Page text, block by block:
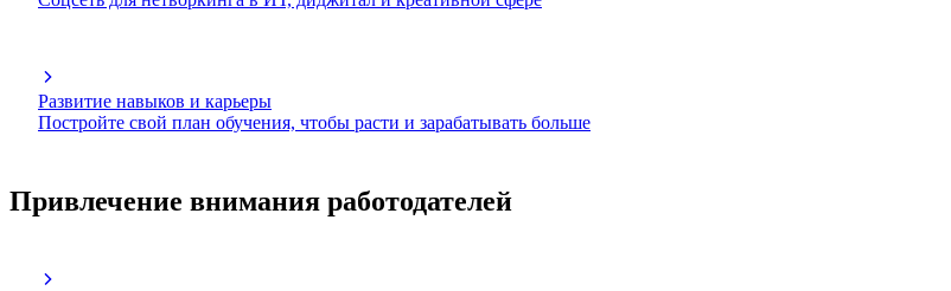
Развитие навыков и карьеры
Постройте свой план обучения, чтобы расти и зарабатывать больше
Привлечение внимания работодателей